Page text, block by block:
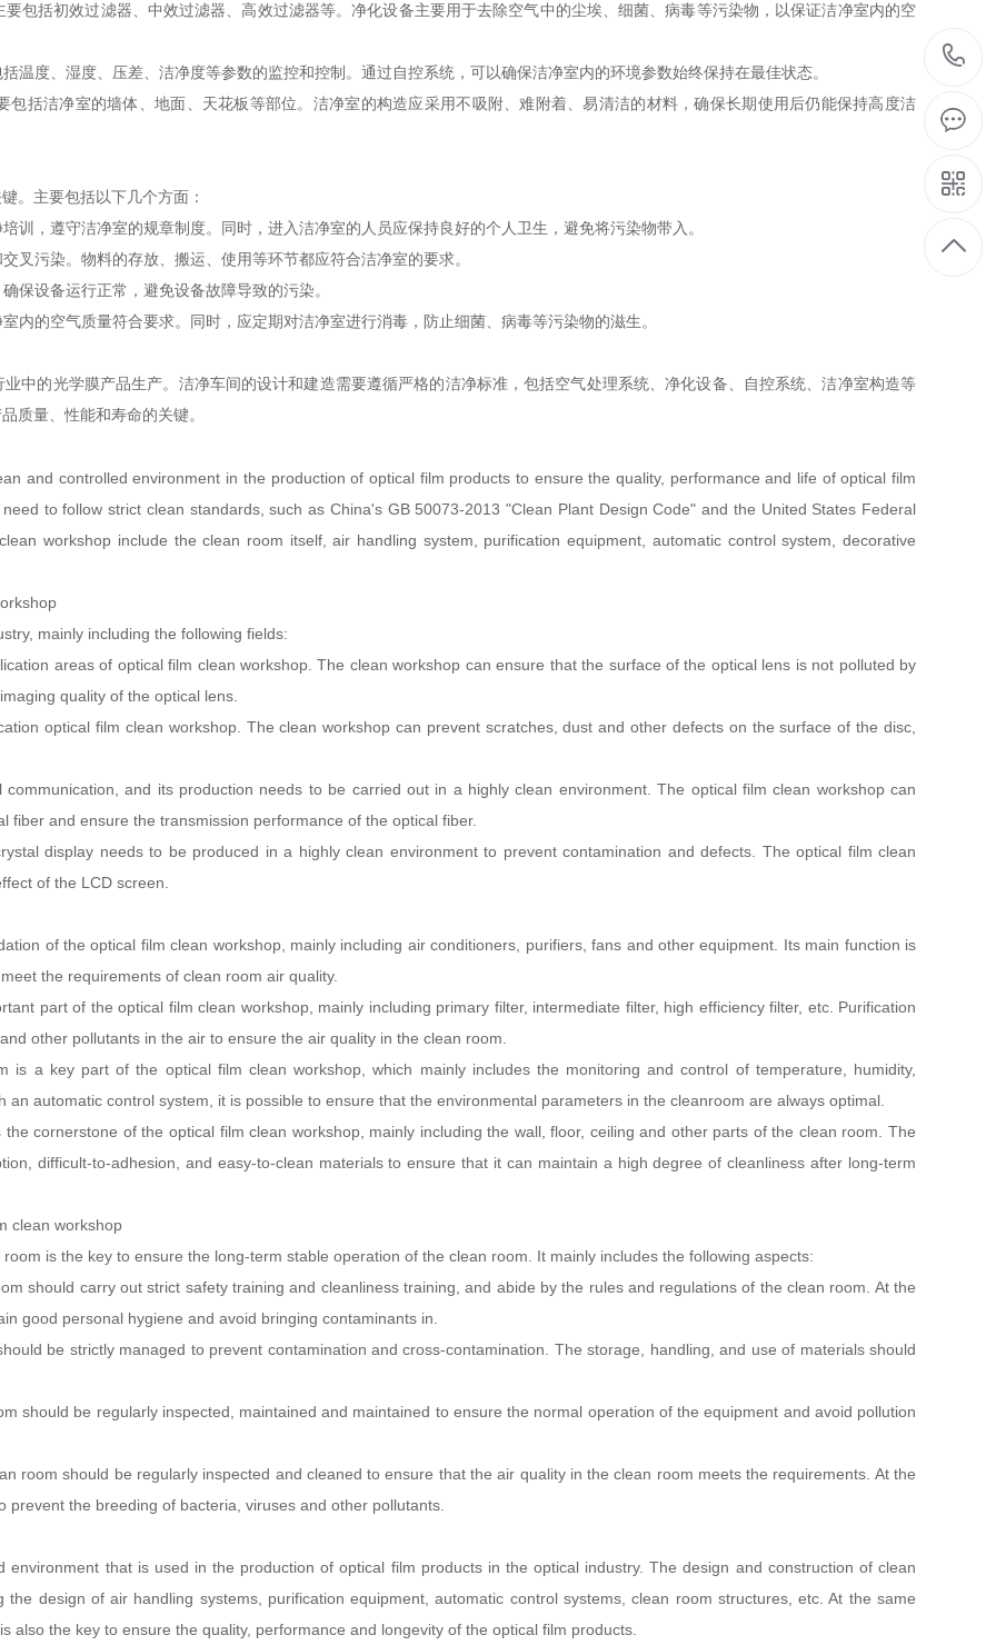
包括初效过滤器、中效过滤器、高效过滤器等。净化设备主要用于去除空气中的尘埃、细菌、病毒等污染物，以保证洁净室内的空
温度、湿度、压差、洁净度等参数的监控和控制。通过自控系统，可以确保洁净室内的环境参数始终保持在最佳状态。
括洁净室的墙体、地面、天花板等部位。洁净室的构造应采用不吸附、难附着、易清洁的材料，确保长期使用后仍能保持高度洁
。主要包括以下几个方面：
训，遵守洁净室的规章制度。同时，进入洁净室的人员应保持良好的个人卫生，避免将污染物带入。
叉污染。物料的存放、搬运、使用等环节都应符合洁净室的要求。
保设备运行正常，避免设备故障导致的污染。
内的空气质量符合要求。同时，应定期对洁净室进行消毒，防止细菌、病毒等污染物的滋生。
中的光学膜产品生产。洁净车间的设计和建造需要遵循严格的洁净标准，包括空气处理系统、净化设备、自控系统、洁净室构造等
质量、性能和寿命的关键。
and controlled environment in the production of optical film products to ensure the quality, performance and life of optical film
to follow strict clean standards, such as China's GB 50073-2013 "Clean Plant Design Code" and the United States Federal
workshop include the clean room itself, air handling system, purification equipment, automatic control system, decorative
mainly including the following fields:
areas of optical film clean workshop. The clean workshop can ensure that the surface of the optical lens is not polluted by
quality of the optical lens.
optical film clean workshop. The clean workshop can prevent scratches, dust and other defects on the surface of the disc,
and its production needs to be carried out in a highly clean environment. The optical film clean workshop can
and ensure the transmission performance of the optical fiber.
display needs to be produced in a highly clean environment to prevent contamination and defects. The optical film clean
of the LCD screen.
of the optical film clean workshop, mainly including air conditioners, purifiers, fans and other equipment. Its main function is
the requirements of clean room air quality.
part of the optical film clean workshop, mainly including primary filter, intermediate filter, high efficiency filter, etc. Purification
other pollutants in the air to ensure the air quality in the clean room.
is a key part of the optical film clean workshop, which mainly includes the monitoring and control of temperature, humidity,
automatic control system, it is possible to ensure that the environmental parameters in the cleanroom are always optimal.
cornerstone of the optical film clean workshop, mainly including the wall, floor, ceiling and other parts of the clean room. The
difficult-to-adhesion, and easy-to-clean materials to ensure that it can maintain a high degree of cleanliness after long-term
clean workshop
is the key to ensure the long-term stable operation of the clean room. It mainly includes the following aspects:
should carry out strict safety training and cleanliness training, and abide by the rules and regulations of the clean room. At the
good personal hygiene and avoid bringing contaminants in.
be strictly managed to prevent contamination and cross-contamination. The storage, handling, and use of materials should
should be regularly inspected, maintained and maintained to ensure the normal operation of the equipment and avoid pollution
room should be regularly inspected and cleaned to ensure that the air quality in the clean room meets the requirements. At the
the breeding of bacteria, viruses and other pollutants.
that is used in the production of optical film products in the optical industry. The design and construction of clean
design of air handling systems, purification equipment, automatic control systems, clean room structures, etc. At the same
the key to ensure the quality, performance and longevity of the optical film products.